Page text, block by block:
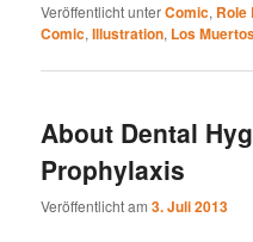
Veröffentlicht unterComic, Role
Comic,Illustration, Los
About Dental
Prophylaxis
Veröffentlicht am3. Juli 2013